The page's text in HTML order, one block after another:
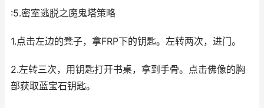
:5.密室逃脱之魔鬼塔策略
1.点击左边的凳子，拿FRP下的钥匙。左转两次，进门。
2.左转三次，用钥匙打开书桌，拿到手骨。点击佛像的胸
部获取蓝宝石钥匙。